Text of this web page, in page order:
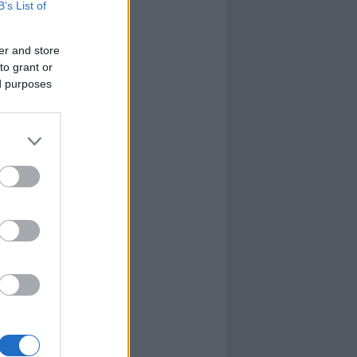
List of
and store
grant or
purposes
falunk
közt
Central
TV
Abbey
sorozat